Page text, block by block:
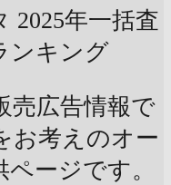
2025年一括査
ンキング
売広告情報で
お考えのオー
ージです。